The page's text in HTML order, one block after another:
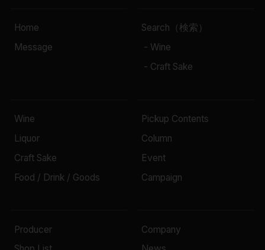
Home
Message
Search（検索）
- Wine
- Craft Sake
Wine
Liquor
Craft Sake
Food / Drink / Goods
Pickup Contents
Column
Event
Campaign
Producer
Company